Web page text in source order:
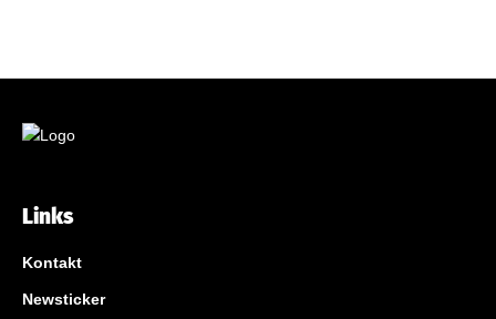
Links
Kontakt
Newsticker